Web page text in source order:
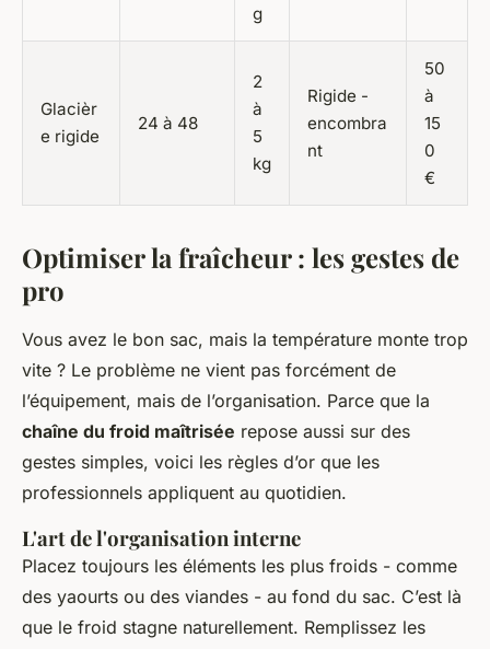
g
Glacièr
e rigide
24 à 48
2
à
5
kg
Rigide -
encombra
nt
50
à
15
0
€
Optimiser la fraîcheur : les gestes de
pro
Vous avez le bon sac, mais la température monte trop
vite ? Le problème ne vient pas forcément de
l’équipement, mais de l’organisation. Parce que la
chaîne du froid maîtrisée repose aussi sur des
gestes simples, voici les règles d’or que les
professionnels appliquent au quotidien.
L'art de l'organisation interne
Placez toujours les éléments les plus froids - comme
des yaourts ou des viandes - au fond du sac. C’est là
que le froid stagne naturellement. Remplissez les